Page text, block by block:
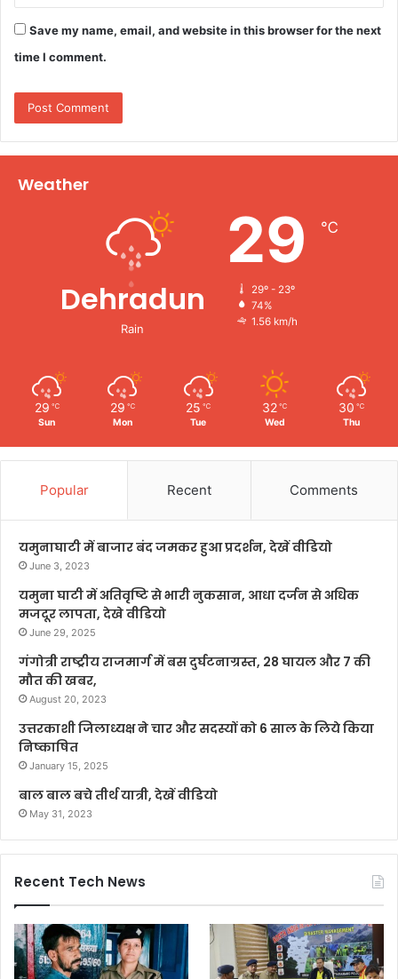
Save my name, email, and website in this browser for the next
time I comment.
Weather
Dehradun
Rain
29 ℃
29º - 23º
74%
1.56 km/h
29 ℃
Sun
29 ℃
Mon
25 ℃
Tue
32 ℃
Wed
30 ℃
Thu
Popular Recent Comments
यमुनाघाटी में बाजार बंद जमकर हुआ प्रदर्शन, देखें वीडियो
June 3, 2023
यमुना घाटी में अतिवृष्टि से भारी नुकसान, आधा दर्जन से अधिक
मजदूर लापता, देखे वीडियो
June 29, 2025
गंगोत्री राष्ट्रीय राजमार्ग में बस दुर्घटनाग्रस्त, 28 घायल और 7 की
मौत की खबर,
August 20, 2023
उत्तरकाशी जिलाध्यक्ष ने चार और सदस्यों को 6 साल के लिये किया
निष्काषित
January 15, 2025
बाल बाल बचे तीर्थ यात्री, देखें वीडियो
May 31, 2023
Recent Tech News